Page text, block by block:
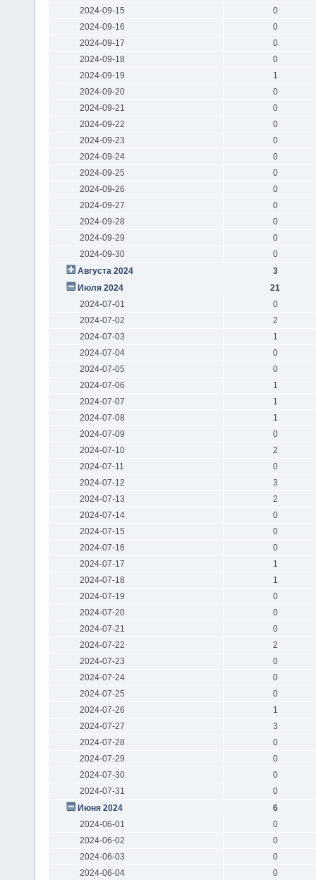
2024-09-15
0
2024-09-16
0
2024-09-17
0
2024-09-18
0
2024-09-19
1
2024-09-20
0
2024-09-21
0
2024-09-22
0
2024-09-23
0
2024-09-24
0
2024-09-25
0
2024-09-26
0
2024-09-27
0
2024-09-28
0
2024-09-29
0
2024-09-30
0
Августа 2024
3
Июля 2024
21
2024-07-01
0
2024-07-02
2
2024-07-03
1
2024-07-04
0
2024-07-05
0
2024-07-06
1
2024-07-07
1
2024-07-08
1
2024-07-09
0
2024-07-10
2
2024-07-11
0
2024-07-12
3
2024-07-13
2
2024-07-14
0
2024-07-15
0
2024-07-16
0
2024-07-17
1
2024-07-18
1
2024-07-19
0
2024-07-20
0
2024-07-21
0
2024-07-22
2
2024-07-23
0
2024-07-24
0
2024-07-25
0
2024-07-26
1
2024-07-27
3
2024-07-28
0
2024-07-29
0
2024-07-30
0
2024-07-31
0
Июня 2024
6
2024-06-01
0
2024-06-02
0
2024-06-03
0
2024-06-04
0